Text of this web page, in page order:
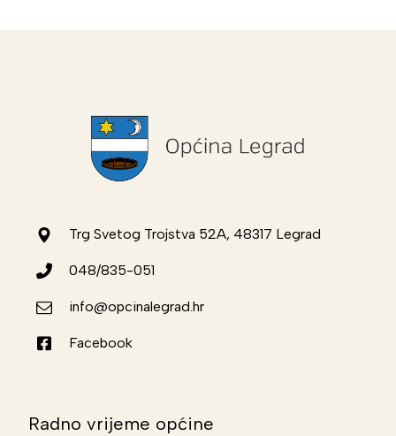
Trg Svetog Trojstva 52A, 48317 Legrad
048/835-051
info@opcinalegrad.hr
Facebook
Radno vrijeme općine